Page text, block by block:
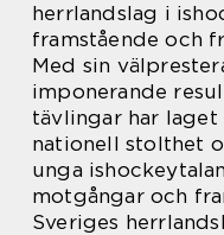
herrlandslag i
framstående och
Med sin
imponerande
tävlingar har
nationell stolthet
unga
motgångar och
Sveriges